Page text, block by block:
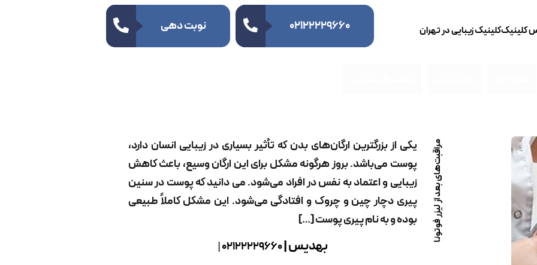
کلینیککلینیک زیبایی در تهران ۰۲۱۲۲۲۲۹۶۶۰ نوبت دهی
یکی از بزرگترین ارگان‌های بدن که تأثیر بسیاری در زیبایی انسان دارد،
پوست می‌باشد. بروز هرگونه مشکل برای این ارگان وسیع، باعث کاهش
زیبایی و اعتماد به نفس در افراد می‌شود. می دانید که پوست در سنین
پیری دچار چین و چروک و افتادگی می‌شود. این مشکل کاملاً طبیعی
بوده و به نام پیری پوست […]
بهدیس |02122229660
|
مراقبت‌های بعد از لیزر فوتونا